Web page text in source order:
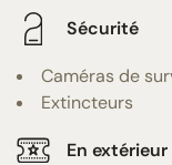
Sécurité
Caméras de
Extincteurs
En extérieur